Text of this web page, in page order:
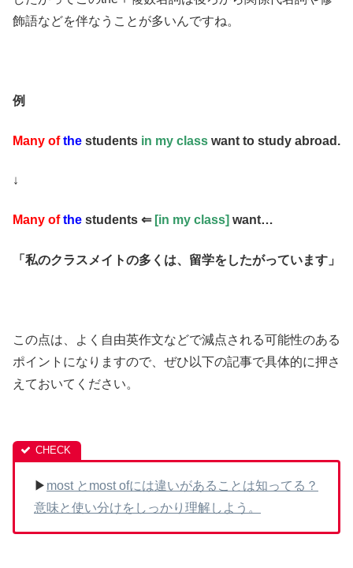
飾語などを伴なうことが多いんですね。
例
Many of the students in my class want to study abroad.
↓
Many of the students ⇐[in my class] want…
「私のクラスメイトの多くは、留学をしたがっています」
この点は、よく自由英作文などで減点される可能性のある
ポイントになりますので、ぜひ以下の記事で具体的に押さ
えておいてください。
▶ most とmost ofには違いがあることは知ってる？
意味と使い分けをしっかり理解しよう。